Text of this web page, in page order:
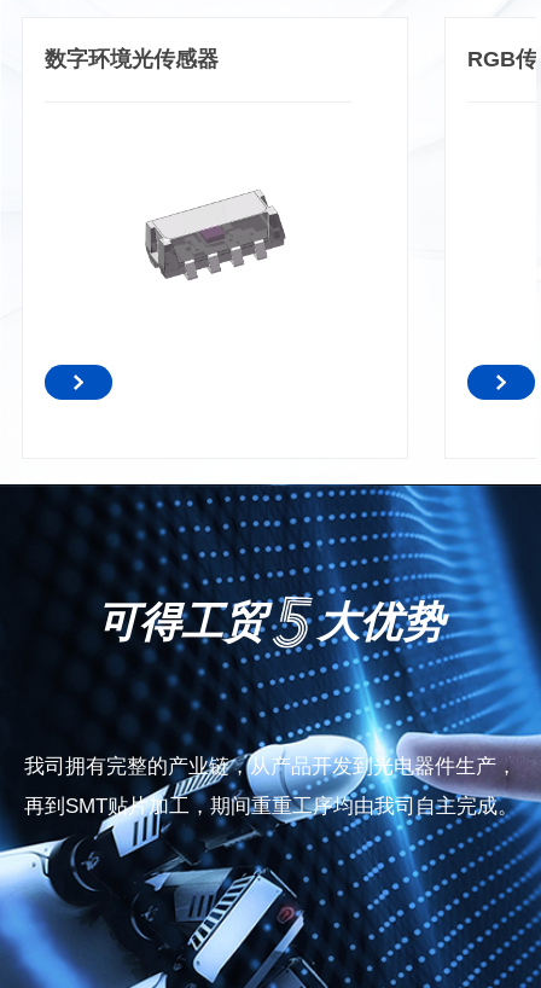
数字环境光传感器 RGB
可得工贸 大优势
我司拥有完整的产业链，从产品开发到光电器件生产，
再到SMT贴片加工，期间重重工序均由我司自主完成。